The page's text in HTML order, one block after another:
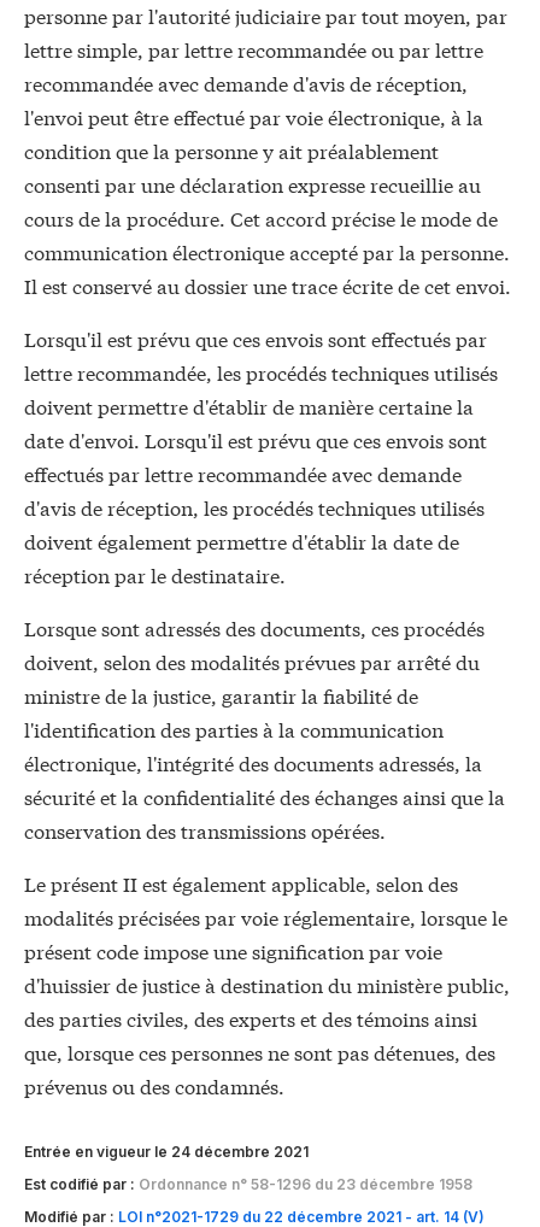
personne par l'autorité judiciaire par tout moyen, par
lettre simple, par lettre recommandée ou par lettre
recommandée avec demande d'avis de réception,
l'envoi peut être effectué par voie électronique, à la
condition que la personne y ait préalablement
consenti par une déclaration expresse recueillie au
cours de la procédure. Cet accord précise le mode de
communication électronique accepté par la personne.
Il est conservé au dossier une trace écrite de cet envoi.
Lorsqu'il est prévu que ces envois sont effectués par
lettre recommandée, les procédés techniques utilisés
doivent permettre d'établir de manière certaine la
date d'envoi. Lorsqu'il est prévu que ces envois sont
effectués par lettre recommandée avec demande
d'avis de réception, les procédés techniques utilisés
doivent également permettre d'établir la date de
réception par le destinataire.
Lorsque sont adressés des documents, ces procédés
doivent, selon des modalités prévues par arrêté du
ministre de la justice, garantir la fiabilité de
l'identification des parties à la communication
électronique, l'intégrité des documents adressés, la
sécurité et la confidentialité des échanges ainsi que la
conservation des transmissions opérées.
Le présent II est également applicable, selon des
modalités précisées par voie réglementaire, lorsque le
présent code impose une signification par voie
d'huissier de justice à destination du ministère public,
des parties civiles, des experts et des témoins ainsi
que, lorsque ces personnes ne sont pas détenues, des
prévenus ou des condamnés.
Entrée en vigueur le 24 décembre 2021
Est codifié par : Ordonnance n° 58-1296 du 23 décembre 1958
Modifié par : LOI n°2021-1729 du 22 décembre 2021 - art. 14 (V)